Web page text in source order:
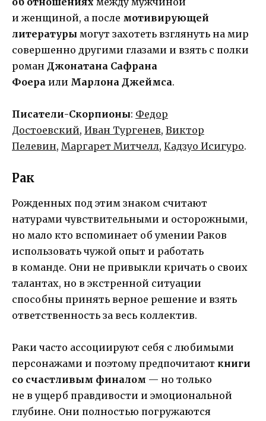
и женщиной, а после мотивирующей
литературы могут захотеть взглянуть на мир
совершенно другими глазами и взять с полки
роман Джонатана Сафрана
Фоера или Марлона Джеймса.
Писатели-Скорпионы: Федор
Достоевский, Иван Тургенев, Виктор
Пелевин, Маргарет Митчелл, Кадзуо Исигуро.
Рак
Рожденных под этим знаком считают
натурами чувствительными и осторожными,
но мало кто вспоминает об умении Раков
использовать чужой опыт и работать
в команде. Они не привыкли кричать о своих
талантах, но в экстренной ситуации
способны принять верное решение и взять
ответственность за весь коллектив.
Раки часто ассоциируют себя с любимыми
персонажами и поэтому предпочитают книги
со счастливым финалом — но только
не в ущерб правдивости и эмоциональной
глубине. Они полностью погружаются